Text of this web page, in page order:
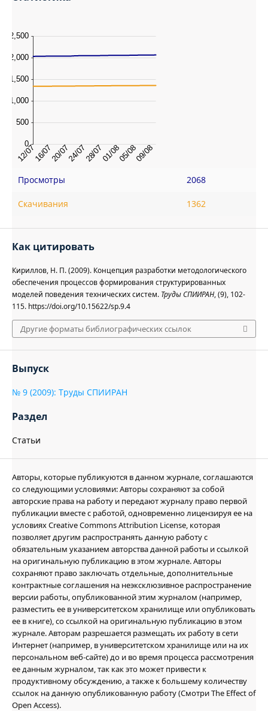
Просмотры 2068
Скачивания 1362
Как цитировать
Кириллов, Н. П. (2009). Концепция разработки методологического
обеспечения процессов формирования структурированных
моделей поведения технических систем. Труды СПИИРАН, (9), 102-
115. https://doi.org/10.15622/sp.9.4
Другие форматы библиографических ссылок
Выпуск
№ 9 (2009): Труды СПИИРАН
Раздел
Статьи
Авторы, которые публикуются в данном журнале, соглашаются
со следующими условиями: Авторы сохраняют за собой
авторские права на работу и передают журналу право первой
публикации вместе с работой, одновременно лицензируя ее на
условиях Creative Commons Attribution License, которая
позволяет другим распространять данную работу с
обязательным указанием авторства данной работы и ссылкой
на оригинальную публикацию в этом журнале. Авторы
сохраняют право заключать отдельные, дополнительные
контрактные соглашения на неэксклюзивное распространение
версии работы, опубликованной этим журналом (например,
разместить ее в университетском хранилище или опубликовать
ее в книге), со ссылкой на оригинальную публикацию в этом
журнале. Авторам разрешается размещать их работу в сети
Интернет (например, в университетском хранилище или на их
персональном веб-сайте) до и во время процесса рассмотрения
ее данным журналом, так как это может привести к
продуктивному обсуждению, а также к большему количеству
ссылок на данную опубликованную работу (Смотри The Effect of
Open Access).